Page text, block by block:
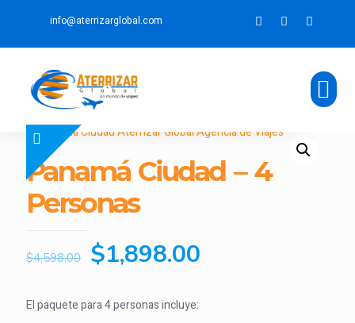
info@aterrizarglobal.com
Panamá Ciudad – 4
Personas
$4,598.00 $1,898.00
El paquete para 4 personas incluye: